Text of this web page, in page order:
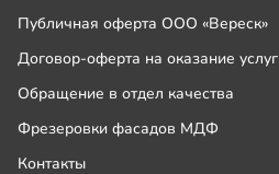
Публичная оферта ООО «Вереск»
Договор-оферта на оказание услуг
Обращение в отдел качества
Фрезеровки фасадов МДФ
Контакты